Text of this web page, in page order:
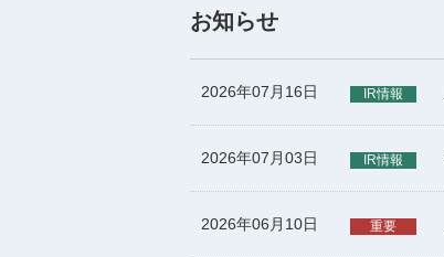
お知らせ
2026年07月16日 IR情報
2026年07月03日 IR情報
2026年06月10日 重要